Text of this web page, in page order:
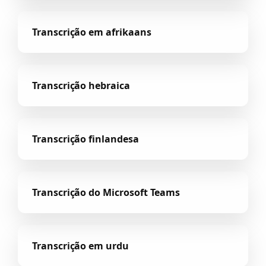
Transcrição em afrikaans
Transcrição hebraica
Transcrição finlandesa
Transcrição do Microsoft Teams
Transcrição em urdu